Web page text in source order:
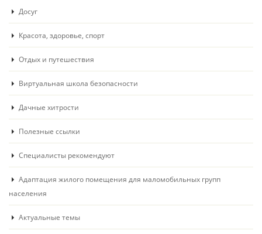
Досуг
Красота, здоровье, спорт
Отдых и путешествия
Виртуальная школа безопасности
Дачные хитрости
Полезные ссылки
Специалисты рекомендуют
Адаптация жилого помещения для маломобильных групп
населения
Актуальные темы